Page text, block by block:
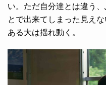
い。ただ自分達とは違う
とで出来てしまった見え
ある大は揺れ動く。